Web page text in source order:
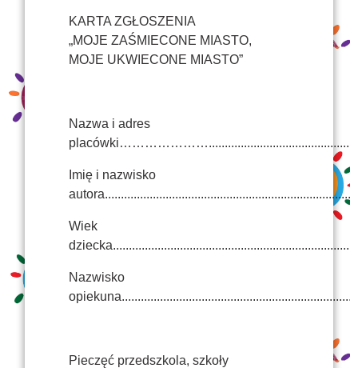
KARTA ZGŁOSZENIA
„MOJE ZAŚMIECONE MIASTO,
MOJE UKWIECONE MIASTO”
Nazwa i adres
Imię i nazwisko
Wiek
Nazwisko
Pieczęć przedszkola, szkoły